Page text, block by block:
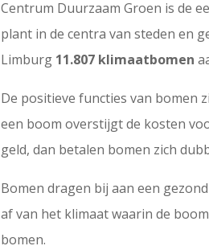
Centrum Duurzaam Groen is de
plant in de centra van steden en
Limburg 11.807 klimaatbomen
De positieve functies van bomen
een boom overstijgt de kosten
geld, dan betalen bomen zich
Bomen dragen bij aan een
af van het klimaat waarin de
bomen.